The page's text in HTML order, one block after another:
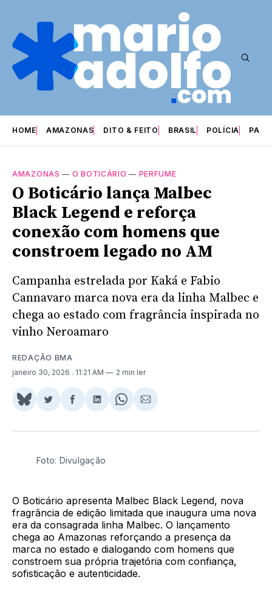
HOME AMAZONAS DITO & FEITO BRASIL POLÍCIA
AMAZONAS — O BOTICÁRIO — PERFUME
O Boticário lança Malbec
Black Legend e reforça
conexão com homens que
constroem legado no AM
Campanha estrelada por Kaká e Fabio
Cannavaro marca nova era da linha Malbec e
chega ao estado com fragrância inspirada no
vinho Neroamaro
REDAÇÃO BMA
janeiro 30, 2026 . 11:21 AM 2 min ler
Share
BlueSky
Compartilhar
Twitter
Compartilhar
Facebook
Compartilhar
LinkedIn
Share
WhatsApp
Compartilhar
Email
Foto: Divulgação
O Boticário apresenta Malbec Black Legend, nova
fragrância de edição limitada que inaugura uma nova
era da consagrada linha Malbec. O lançamento
chega ao Amazonas reforçando a presença da
marca no estado e dialogando com homens que
constroem sua própria trajetória com confiança,
sofisticação e autenticidade.